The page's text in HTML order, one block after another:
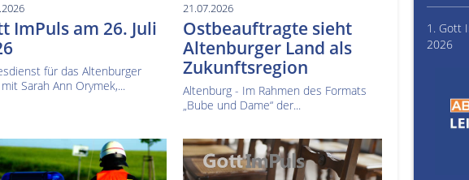
ImPuls am 26. Juli
für das Altenburger
Sarah Ann Orymek,...
21.07.2026
Ostbeauftragte sieht
Altenburger Land als
Zukunftsregion
Altenburg - Im Rahmen des Formats
„Bube und Dame“ der...
1. Gott
2026